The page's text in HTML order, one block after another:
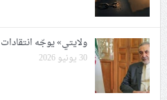
ولايتي» يوجّه
30 يونيو 2026